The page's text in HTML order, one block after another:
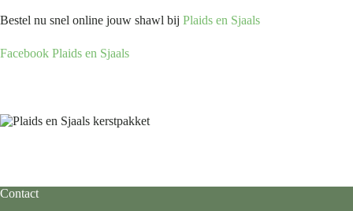
Bestel nu snel online jouw shawl bij Plaids en Sjaals
Facebook Plaids en Sjaals
Contact